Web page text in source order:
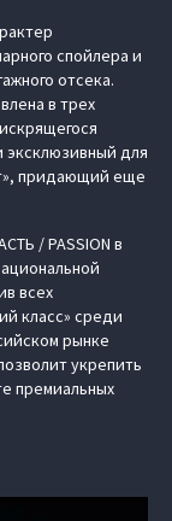
спойлера и
отсека.
в трех
эксклюзивный для
придающий еще
/ PASSION в
всех
класс» среди
рынке
укрепить
премиальных